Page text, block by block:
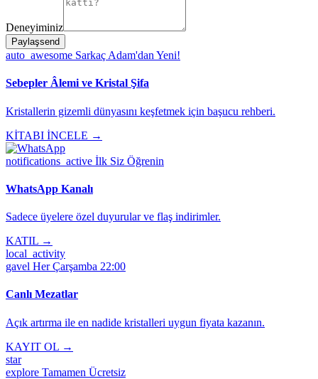
Deneyiminiz
Paylaşsend
auto_awesome Sarkaç Adam'dan Yeni!
Sebepler Âlemi ve Kristal Şifa
Kristallerin gizemli dünyasını keşfetmek için başucu rehberi.
KİTABI İNCELE →
notifications_active İlk Siz Öğrenin
WhatsApp Kanalı
Sadece üyelere özel duyurular ve flaş indirimler.
KATIL →
local_activity
gavel Her Çarşamba 22:00
Canlı Mezatlar
Açık artırma ile en nadide kristalleri uygun fiyata kazanın.
KAYIT OL →
star
explore Tamamen Ücretsiz